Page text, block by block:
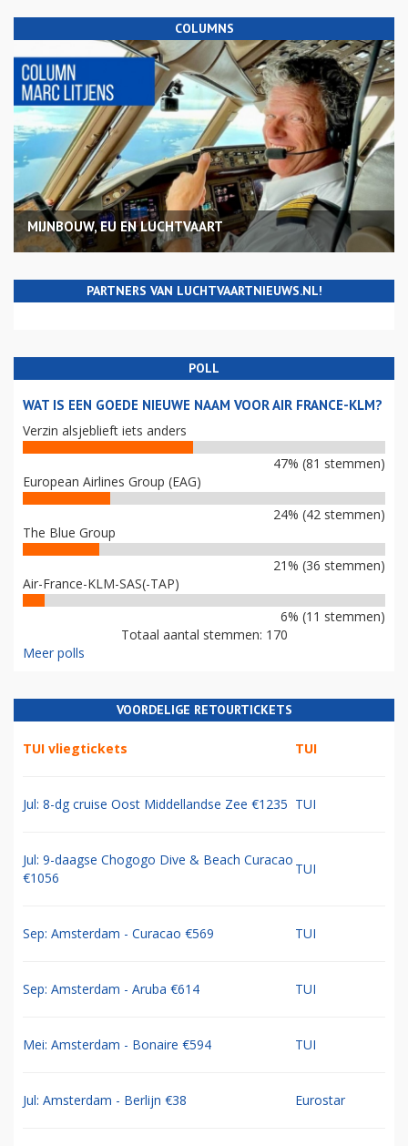
COLUMNS
MIJNBOUW, EU EN LUCHTVAART
PARTNERS VAN LUCHTVAARTNIEUWS.NL!
POLL
WAT IS EEN GOEDE NIEUWE NAAM VOOR AIR FRANCE-KLM?
Verzin alsjeblieft iets anders
47% (81 stemmen)
European Airlines Group (EAG)
24% (42 stemmen)
The Blue Group
21% (36 stemmen)
Air-France-KLM-SAS(-TAP)
6% (11 stemmen)
Totaal aantal stemmen: 170
Meer polls
VOORDELIGE RETOURTICKETS
TUI vliegtickets TUI
Jul: 8-dg cruise Oost Middellandse Zee €1235 TUI
Jul: 9-daagse Chogogo Dive & Beach Curacao
€1056
TUI
Sep: Amsterdam - Curacao €569 TUI
Sep: Amsterdam - Aruba €614 TUI
Mei: Amsterdam - Bonaire €594 TUI
Jul: Amsterdam - Berlijn €38 Eurostar